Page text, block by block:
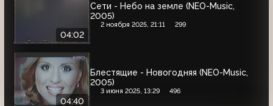
04:02
Сети - Небо на земле (NEO-Music,
2005)
2 ноября 2025, 21:11 299
04:40
Блестящие - Новогодняя (NEO-Music,
2005)
3 июня 2025, 13:29 496